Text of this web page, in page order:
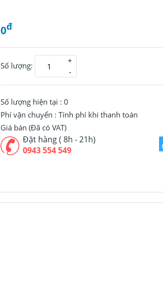
0đ
Số lượng:
Số lượng hiện tại : 0
Phí vận chuyển : Tính phí khi thanh toán
Giá bán (Đã có VAT)
Đặt hàng ( 8h - 21h)
0943 554 549